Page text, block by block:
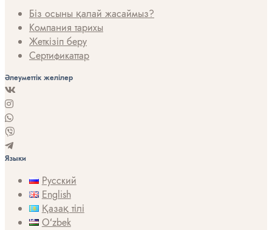
Біз осыны қалай жасаймыз?
Компания тарихы
Жеткізіп беру
Сертификаттар
Әлеуметтік желілер
Языки
Русский
English
Қазақ тілі
Oʻzbek